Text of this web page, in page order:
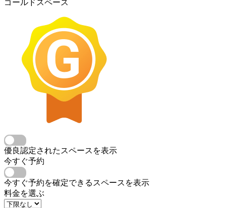
ゴールドスペース
優良認定されたスペースを表示
今すぐ予約
今すぐ予約を確定できるスペースを表示
料金を選ぶ